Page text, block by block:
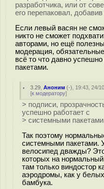
разработчика, или от
его перепаковал,
Если левый васян не
никто не сможет
авторами, но ещё
модерация,
всё то что давно
пакетами.
3.29 ,Аноним (-), 19:43, 24/
[к модератору]
> подписи,
успешно работает с
> системными
Так поэтому
системными пакетами.
велосипед дважды?
которых на
там только виндостор
аэродромы, как у
бамбука.